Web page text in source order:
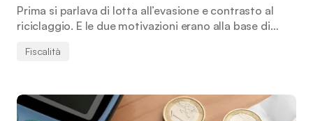
Prima si parlava di lotta all’evasione e contrasto al
riciclaggio. E le due motivazioni erano alla base di…
Fiscalità